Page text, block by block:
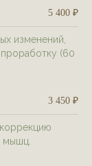
5 400 ₽
изменений,
(60
3 450 ₽
мышц.